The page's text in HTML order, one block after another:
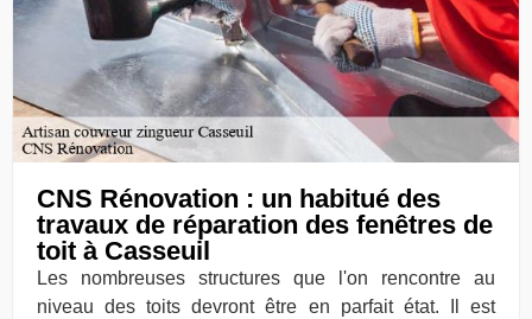
CNS Rénovation : un habitué des
travaux de réparation des fenêtres de
toit à Casseuil
Les nombreuses structures que l'on rencontre au
niveau des toits devront être en parfait état. Il est